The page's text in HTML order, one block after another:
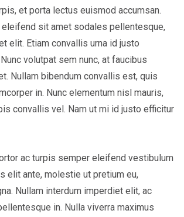
et porta lectus euismod accumsan.
sit amet sodales pellentesque,
elit. Etiam convallis urna id justo
volutpat sem nunc, at faucibus
Nullam bibendum convallis est, quis
in. Nunc elementum nisl mauris,
convallis vel. Nam ut mi id justo efficitur
ac turpis semper eleifend vestibulum
elit ante, molestie ut pretium eu,
Nullam interdum imperdiet elit, ac
in. Nulla viverra maximus